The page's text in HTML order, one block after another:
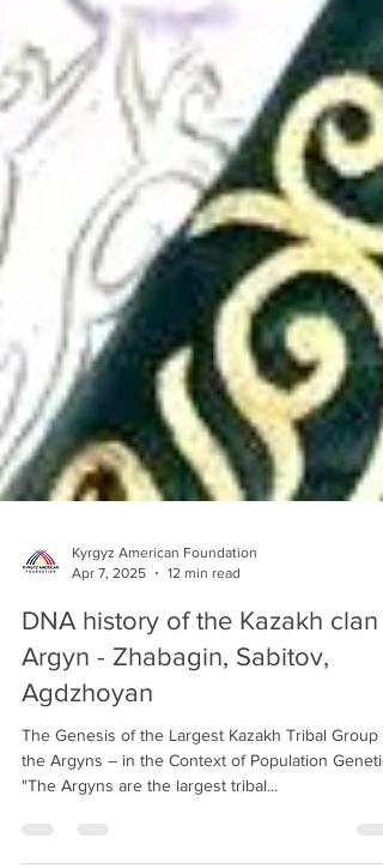
Apr 7, 2025
12 min read
DNA history of the Kazakh clan
Argyn - Zhabagin, Sabitov,
Agdzhoyan
The Genesis of the Largest Kazakh Tribal Group –
the Argyns – in the Context of Population
"The Argyns are the largest tribal...